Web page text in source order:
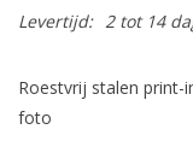
Levertijd: 2 tot 14
Roestvrij stalen
foto